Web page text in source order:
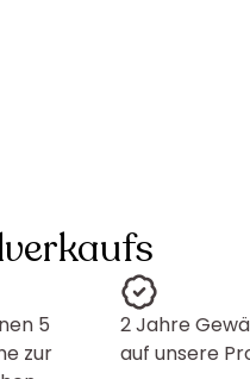
5
zur
2 Jahre
auf unsere